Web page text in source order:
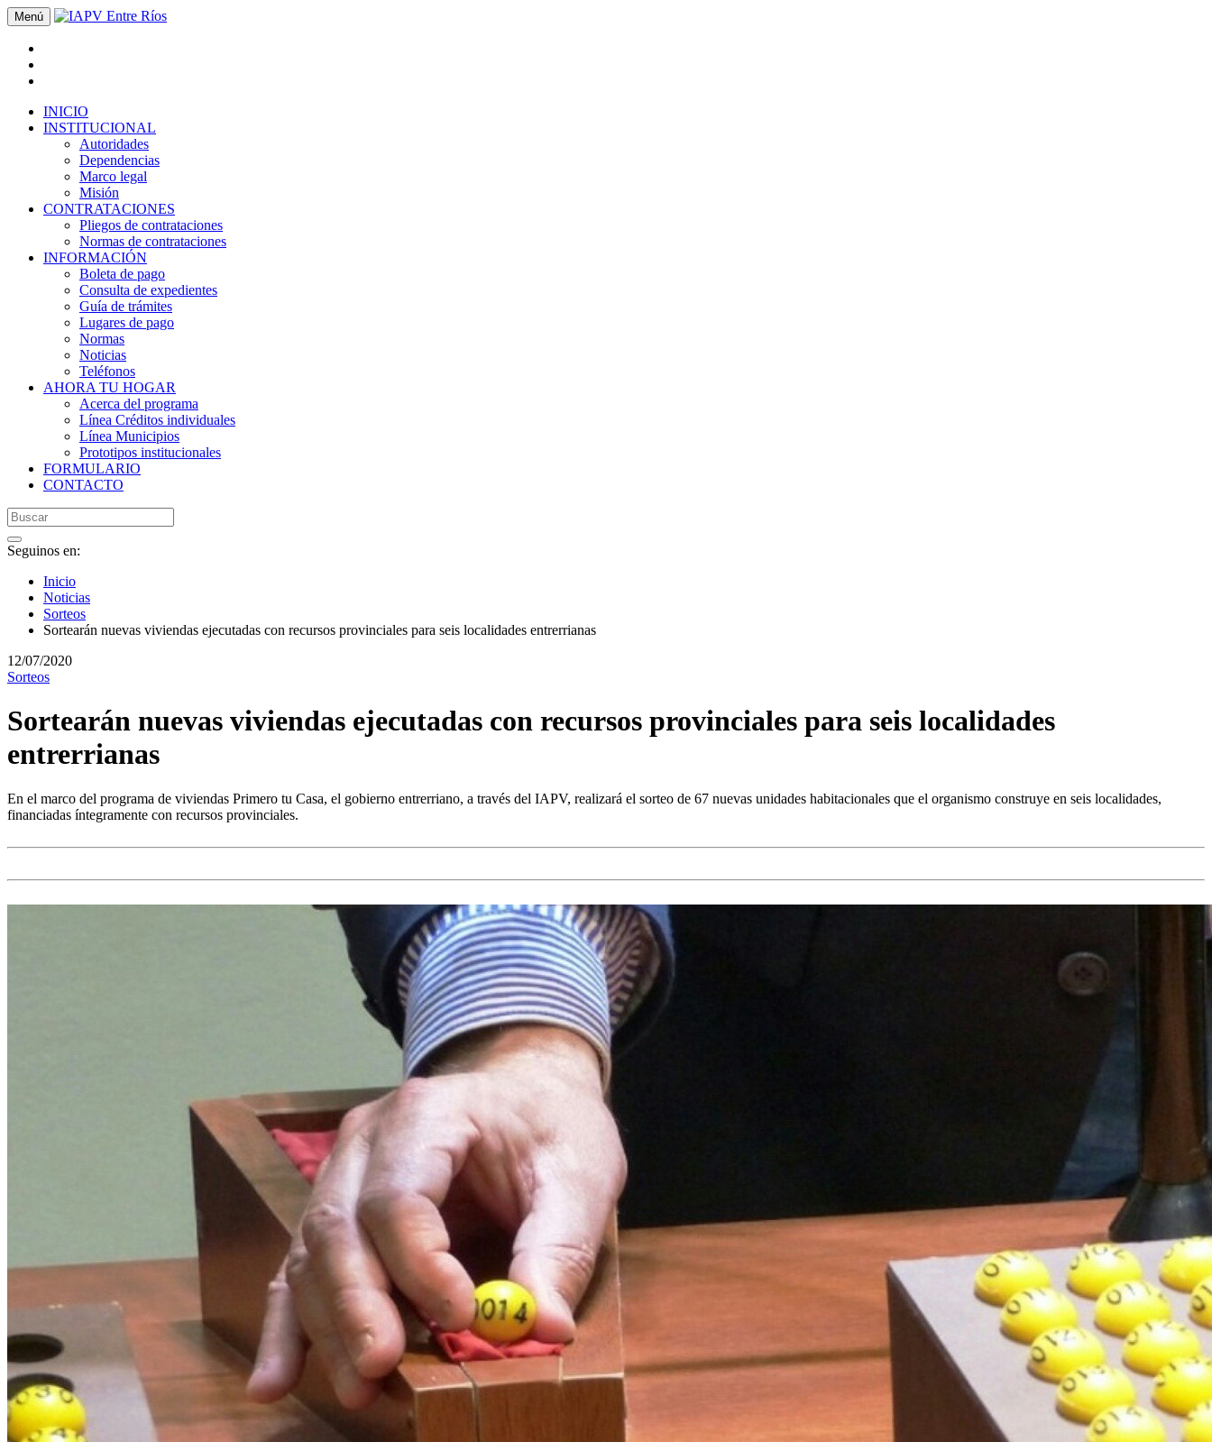
Menú
INICIO
INSTITUCIONAL
Autoridades
Dependencias
Marco legal
Misión
CONTRATACIONES
Pliegos de contrataciones
Normas de contrataciones
INFORMACIÓN
Boleta de pago
Consulta de expedientes
Guía de trámites
Lugares de pago
Normas
Noticias
Teléfonos
AHORA TU HOGAR
Acerca del programa
Línea Créditos individuales
Línea Municipios
Prototipos institucionales
FORMULARIO
CONTACTO
Seguinos en:
Inicio
Noticias
Sorteos
Sortearán nuevas viviendas ejecutadas con recursos provinciales para seis localidades entrerrianas
12/07/2020
Sorteos
Sortearán nuevas viviendas ejecutadas con recursos provinciales para seis localidades
entrerrianas
En el marco del programa de viviendas Primero tu Casa, el gobierno entrerriano, a través del IAPV, realizará el sorteo de 67 nuevas unidades habitacionales que el organismo construye en seis localidades,
financiadas íntegramente con recursos provinciales.